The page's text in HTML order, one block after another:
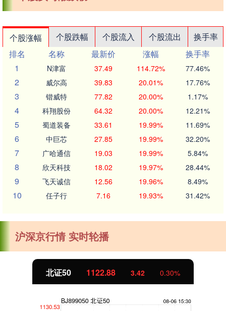
个股涨幅 个股跌幅 个股流入 个股流出
换手率
排名
名称 最新价 涨幅
换手率
1
N津富 37.49 114.72% 77.46%
2 威尔高 39.83 20.01% 17.76%
3 锴威特 77.82 20.00% 1.17%
4 科翔股份 64.32 20.00% 12.21%
5 蜀道装备 33.61 19.99% 11.69%
6 中巨芯 27.85 19.99% 32.20%
7 广哈通信 19.03 19.99% 5.84%
8 欣天科技 18.02 19.97% 28.44%
9 飞天诚信 12.56 19.96% 8.49%
10 任子行 7.16 19.93% 31.42%
沪深京行情 实时轮播
北证50 1122.88 3.42 0.30%